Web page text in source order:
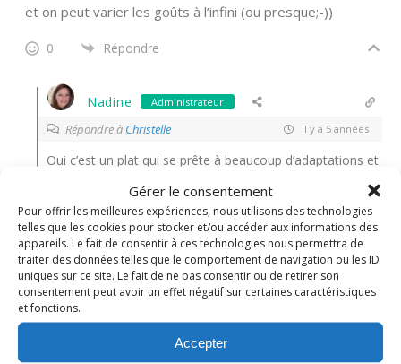
Gérer le consentement
Pour offrir les meilleures expériences, nous utilisons des technologies
telles que les cookies pour stocker et/ou accéder aux informations des
appareils. Le fait de consentir à ces technologies nous permettra de
traiter des données telles que le comportement de navigation ou les ID
uniques sur ce site. Le fait de ne pas consentir ou de retirer son
consentement peut avoir un effet négatif sur certaines caractéristiques
et fonctions.
Accepter
et on peut varier les goûts à l’infini (ou presque;-))
0 Répondre
Nadine Administrateur
Répondre à Christelle il y a 5 années
Oui c’est un plat qui se prête à beaucoup d’adaptations et
0
Répondre
RECHERCHER